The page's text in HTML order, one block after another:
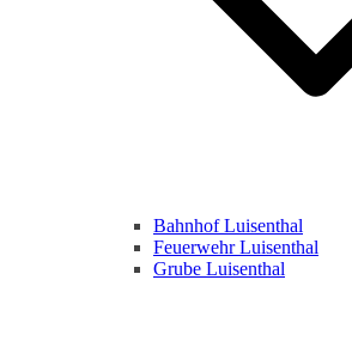
Bahnhof Luisenthal
Feuerwehr Luisenthal
Grube Luisenthal